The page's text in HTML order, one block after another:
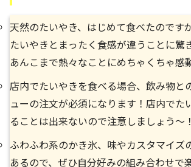
天然のたいやき、はじめて食べたのです
たいやきとまったく食感が違うことに
あんこまで熱々なことにめちゃくちゃ
店内でたいやきを食べる場合、飲み物と
ューの注文が必須になります！店内でた
ることは出来ないので注意しましょう～
ふわふわ系のかき氷、味やカスタマイズ
あるので、ぜひ自分好みの組み合わせで